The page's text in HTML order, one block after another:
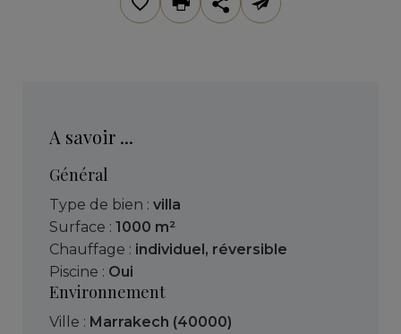
A savoir ...
Général
Type de bien : villa
Surface : 1000 m²
Chauffage : individuel, réversible
Piscine : Oui
Environnement
Ville : Marrakech (40000)